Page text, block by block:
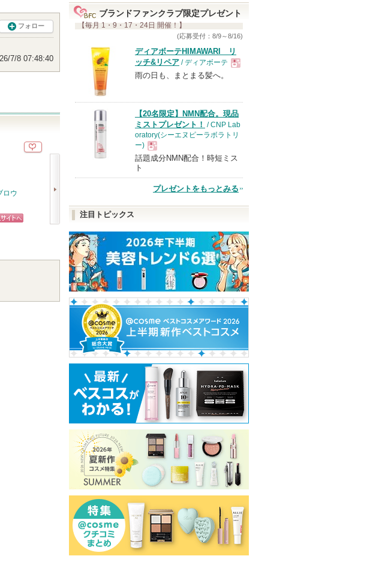
フォロー
7/8 07:48:40
ロウ
スピーディーマスカラリ
ヒロインメイク
ショッピン
グサイトへ
エッセンスインヘアミル
ショッピン
グサイトへ
リップモンスター
ケイト
ショッピン
グサイトへ
ブランドファンクラブ限定プレゼント
【毎月 1・9・17・24日 開催！】
(応募受付：8/9～8/16)
ディアボーテHIMAWARI リ
ッチ&リペア / ディアボーテ
品
雨の日も、まとまる髪へ。
【20名限定】NMN配合。現品
ミストプレゼント！ / CNP Lab
oratory(シーエヌピーラボラトリ
ー)
現
品
話題成分NMN配合！時短ミス
ト
プレゼントをもっとみる
注目トピックス